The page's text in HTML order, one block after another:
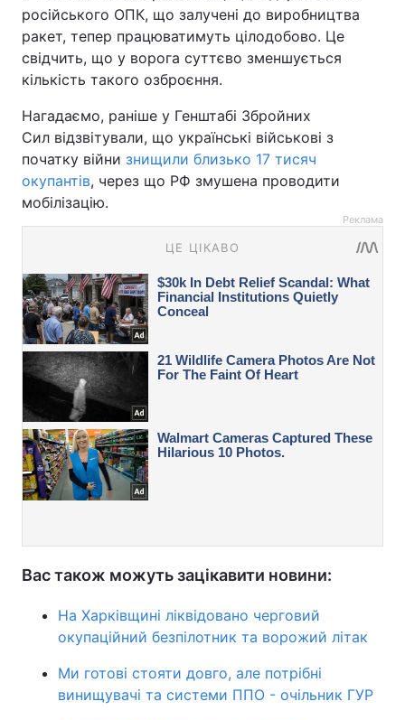
російського ОПК, що залучені до виробництва
ракет, тепер працюватимуть цілодобово. Це
свідчить, що у ворога суттєво зменшується
кількість такого озброєння.
Нагадаємо, раніше у Генштабі Збройних
Сил відзвітували, що українські військові з
початку війни знищили близько 17 тисяч
окупантів, через що РФ змушена проводити
мобілізацію.
Реклама
Вас також можуть зацікавити новини:
На Харківщині ліквідовано черговий
окупаційний безпілотник та ворожий літак
Ми готові стояти довго, але потрібні
винищувачі та системи ППО - очільник ГУР